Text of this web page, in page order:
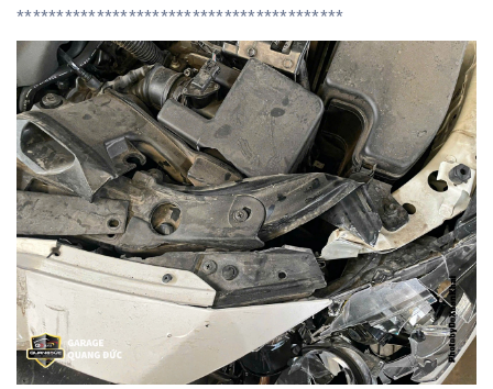
*****************************************